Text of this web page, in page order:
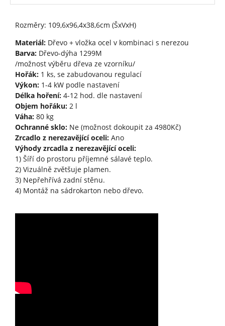
Rozměry: 109,6x96,4x38,6cm (ŠxVxH)
Materiál:Dřevo + vložka ocel v kombinaci s nerezou
Barva:Dřevo-dýha 1299M
/možnost výběru dřeva ze vzorníku/
Hořák:1 ks, se zabudovanou regulací
Výkon:1-4 kW podle nastavení
Délka hoření:4-12 hod. dle nastavení
Objem hořáku:2 l
Váha:80 kg
Ochranné sklo:Ne (možnost dokoupit za 4980Kč)
Zrcadlo z nerezavějící oceli:Ano
Výhody zrcadla z nerezavějící oceli:
1) Šíří do prostoru příjemné sálavé teplo.
2) Vizuálně zvětšuje plamen.
3) Nepřehřívá zadní stěnu.
4) Montáž na sádrokarton nebo dřevo.